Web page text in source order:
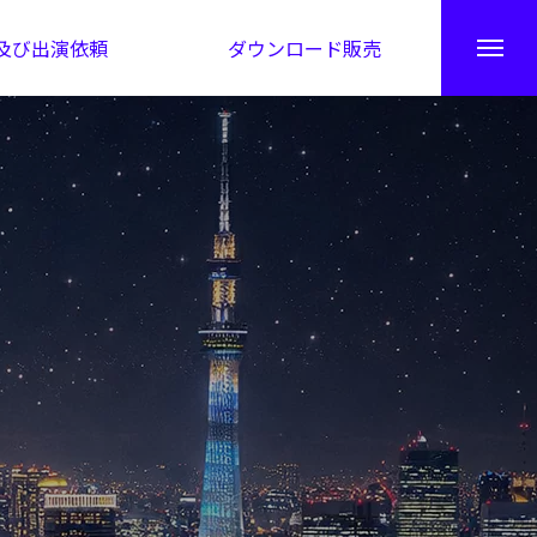
び出演依頼 ダウンロード販売
秘伝公開！吉凶カレンダー